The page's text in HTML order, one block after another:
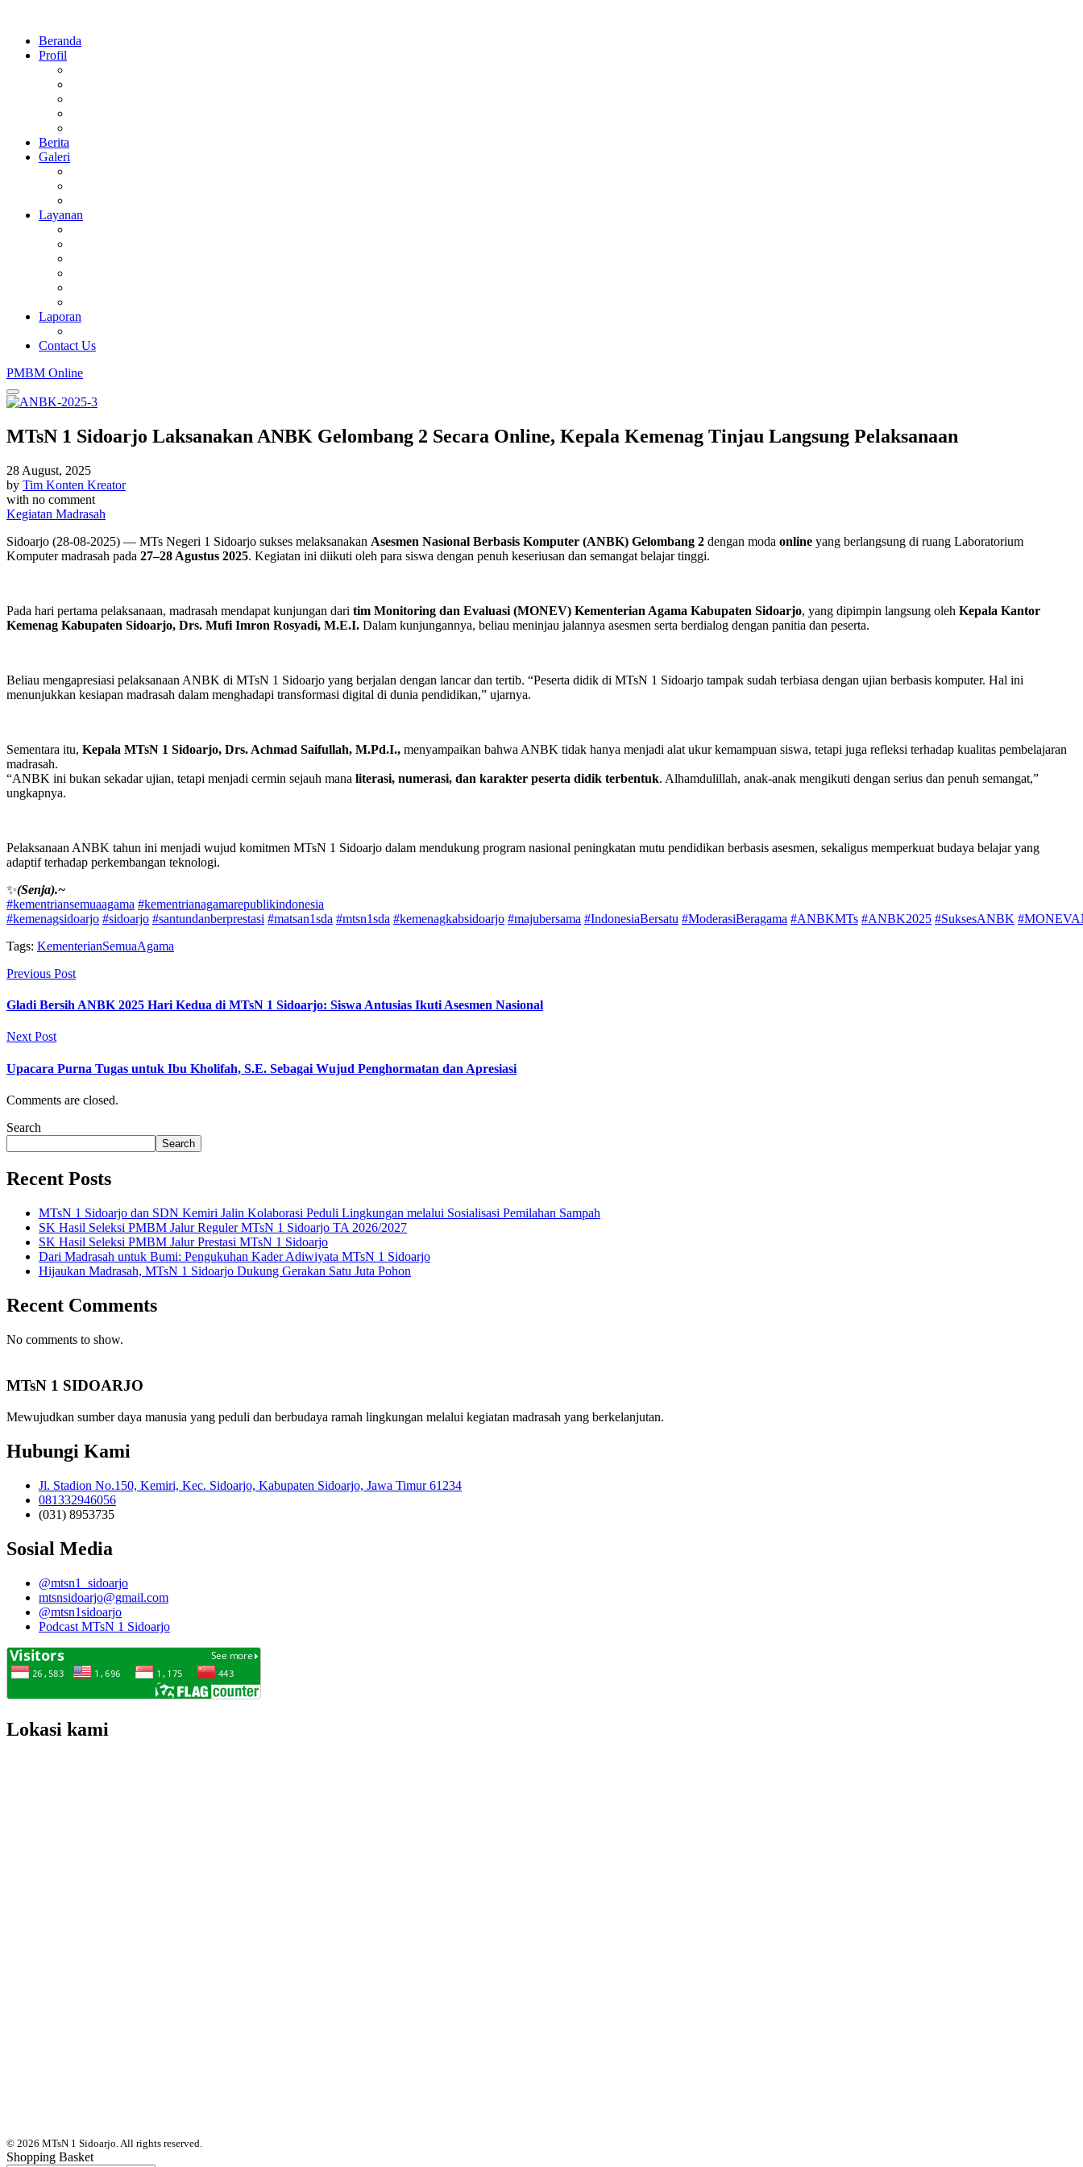
Beranda
Profil
Berita
Galeri
Layanan
Laporan
Contact Us
PMBM Online
MTsN 1 Sidoarjo Laksanakan ANBK Gelombang 2 Secara Online, Kepala Kemenag Tinjau Langsung Pelaksanaan
28 August, 2025
by Tim Konten Kreator
with no comment
Kegiatan Madrasah
Sidoarjo (28-08-2025) — MTs Negeri 1 Sidoarjo sukses melaksanakan Asesmen Nasional Berbasis Komputer (ANBK) Gelombang 2 dengan moda online yang berlangsung di ruang Laboratorium
Komputer madrasah pada 27–28 Agustus 2025. Kegiatan ini diikuti oleh para siswa dengan penuh keseriusan dan semangat belajar tinggi.
Pada hari pertama pelaksanaan, madrasah mendapat kunjungan dari tim Monitoring dan Evaluasi (MONEV) Kementerian Agama Kabupaten Sidoarjo, yang dipimpin langsung oleh Kepala Kantor
Kemenag Kabupaten Sidoarjo, Drs. Mufi Imron Rosyadi, M.E.I. Dalam kunjungannya, beliau meninjau jalannya asesmen serta berdialog dengan panitia dan peserta.
Beliau mengapresiasi pelaksanaan ANBK di MTsN 1 Sidoarjo yang berjalan dengan lancar dan tertib. “Peserta didik di MTsN 1 Sidoarjo tampak sudah terbiasa dengan ujian berbasis komputer. Hal ini
menunjukkan kesiapan madrasah dalam menghadapi transformasi digital di dunia pendidikan,” ujarnya.
Sementara itu, Kepala MTsN 1 Sidoarjo, Drs. Achmad Saifullah, M.Pd.I., menyampaikan bahwa ANBK tidak hanya menjadi alat ukur kemampuan siswa, tetapi juga refleksi terhadap kualitas pembelajaran
madrasah.
“ANBK ini bukan sekadar ujian, tetapi menjadi cermin sejauh mana literasi, numerasi, dan karakter peserta didik terbentuk. Alhamdulillah, anak-anak mengikuti dengan serius dan penuh semangat,”
ungkapnya.
Pelaksanaan ANBK tahun ini menjadi wujud komitmen MTsN 1 Sidoarjo dalam mendukung program nasional peningkatan mutu pendidikan berbasis asesmen, sekaligus memperkuat budaya belajar yang
adaptif terhadap perkembangan teknologi.
✨(Senja).~
#kementriansemuaagama #kementrianagamarepublikindonesia
#kemenagsidoarjo #sidoarjo #santundanberprestasi #matsan1sda #mtsn1sda #kemenagkabsidoarjo #majubersama #IndonesiaBersatu #ModerasiBeragama #ANBKMTs #ANBK2025 #SuksesANBK
Tags: KementerianSemuaAgama
Previous Post
Gladi Bersih ANBK 2025 Hari Kedua di MTsN 1 Sidoarjo: Siswa Antusias Ikuti Asesmen Nasional
Next Post
Upacara Purna Tugas untuk Ibu Kholifah, S.E. Sebagai Wujud Penghormatan dan Apresiasi
Comments are closed.
Search
Search
Recent Posts
MTsN 1 Sidoarjo dan SDN Kemiri Jalin Kolaborasi Peduli Lingkungan melalui Sosialisasi Pemilahan Sampah
SK Hasil Seleksi PMBM Jalur Reguler MTsN 1 Sidoarjo TA 2026/2027
SK Hasil Seleksi PMBM Jalur Prestasi MTsN 1 Sidoarjo
Dari Madrasah untuk Bumi: Pengukuhan Kader Adiwiyata MTsN 1 Sidoarjo
Hijaukan Madrasah, MTsN 1 Sidoarjo Dukung Gerakan Satu Juta Pohon
Recent Comments
No comments to show.
MTsN 1 SIDOARJO
Mewujudkan sumber daya manusia yang peduli dan berbudaya ramah lingkungan melalui kegiatan madrasah yang berkelanjutan.
Hubungi Kami
Jl. Stadion No.150, Kemiri, Kec. Sidoarjo, Kabupaten Sidoarjo, Jawa Timur 61234
081332946056
(031) 8953735
Sosial Media
@mtsn1_sidoarjo
mtsnsidoarjo@gmail.com
@mtsn1sidoarjo
Podcast MTsN 1 Sidoarjo
Lokasi kami
© 2026 MTsN 1 Sidoarjo. All rights reserved.
Shopping Basket